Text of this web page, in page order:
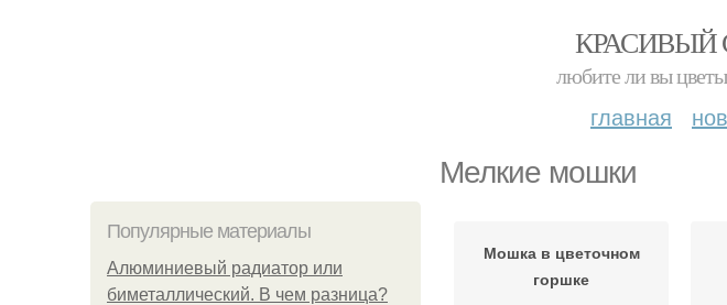
КРАСИВЫЙ
любите ли вы
главная
Мелкие мошки
Популярные материалы
Алюминиевый радиатор или
биметаллический. В чем разница?
Мошка в цветочном
горшке